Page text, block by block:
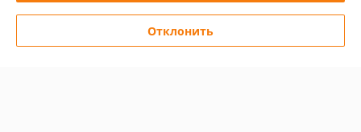
Политика обработки cookies
Отклонить